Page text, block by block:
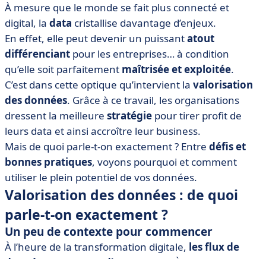
• Valorisation des données : de quoi parle-t-on
exactement ?
• Les 3 principaux enjeux de la valorisation des
données
• Comment valoriser des données ? Nos 5 conseils
• La valorisation des données en bref
À mesure que le monde se fait plus connecté et
digital, la data cristallise davantage d’enjeux.
En effet, elle peut devenir un puissantatout
différenciant pour les entreprises… à condition
qu’elle soit parfaitement maîtrisée et exploitée.
C’est dans cette optique qu’intervient la valorisation
des données. Grâce à ce travail, les organisations
dressent la meilleure stratégie pour tirer profit de
leurs data et ainsi accroître leur business.
Mais de quoi parle-t-on exactement ? Entre défis et
bonnes pratiques, voyons pourquoi et comment
utiliser le plein potentiel de vos données.
Valorisation des données : de quoi
parle-t-on exactement ?
Un peu de contexte pour commencer
À l’heure de la transformation digitale, les flux de